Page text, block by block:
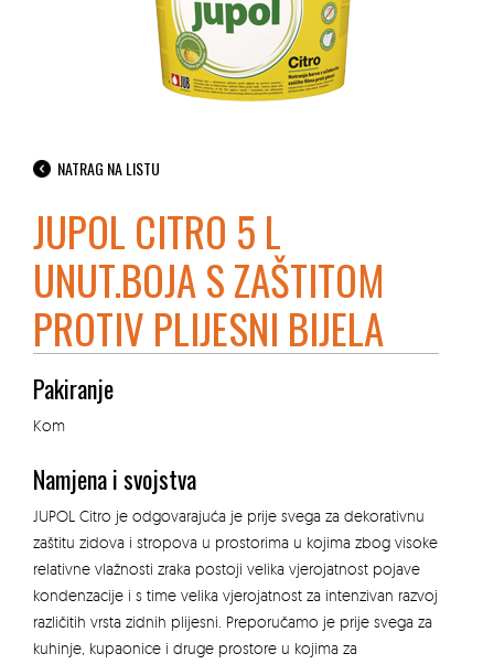
NATRAG NA LISTU
JUPOL CITRO 5 L
UNUT.BOJA S ZAŠTITOM
PROTIV PLIJESNI BIJELA
Pakiranje
Kom
Namjena i svojstva
JUPOL Citro je odgovarajuća je prije svega za dekorativnu
zaštitu zidova i stropova u prostorima u kojima zbog visoke
relativne vlažnosti zraka postoji velika vjerojatnost pojave
kondenzacije i s time velika vjerojatnost za intenzivan razvoj
različitih vrsta zidnih plijesni. Preporučamo je prije svega za
kuhinje, kupaonice i druge prostore u kojima za